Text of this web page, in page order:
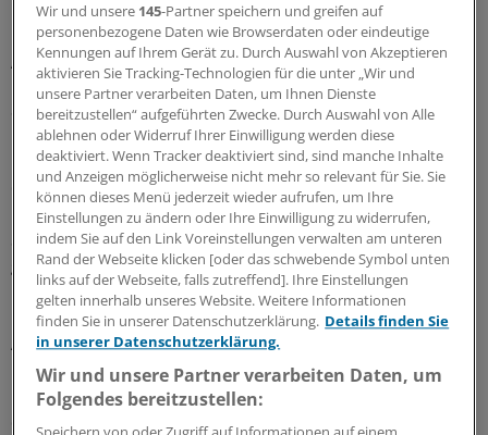
Präparate beeinflussen die Psyche von
Abhängigen nicht
Suchtexperten warnen jedoch vor überzogenen
Hoffnungen. "Ich denke nicht, dass ein rein
pharmakologisches Mittel helfen kann", sagt die Leiterin
des Bereichs Suchtforschung und Suchttherapie an der
Medizinischen Universität Wien, Dr. Gabriele Fischer. Bei
Süchten spiele die Psyche eine mindestens genauso
große Rolle wie der Körper. Selbst wenn die Spritze
kurzfristig gegen eine Drogensucht hilft, fürchtet
Fischer, dass die Betroffenen in eine andere
Abhängigkeit wie Magersucht abgleiten könnten. "Wir
müssen die Patienten im Gesamten sehen und
behandeln." Wissenschaftliche Erkenntnisse stützen
diese Einwände: Mediziner haben herausgefunden, dass
Wir und unsere 145-Partner speichern und greifen auf
personenbezogene Daten wie Browserdaten oder eindeutige
Kennungen auf Ihrem Gerät zu. Durch Auswahl von Akzeptieren
aktivieren Sie Tracking-Technologien für die unter „Wir und
unsere Partner verarbeiten Daten, um Ihnen Dienste
bereitzustellen“ aufgeführten Zwecke. Durch Auswahl von Alle
ablehnen oder Widerruf Ihrer Einwilligung werden diese
deaktiviert. Wenn Tracker deaktiviert sind, sind manche Inhalte
und Anzeigen möglicherweise nicht mehr so relevant für Sie. Sie
können dieses Menü jederzeit wieder aufrufen, um Ihre
Einstellungen zu ändern oder Ihre Einwilligung zu widerrufen,
indem Sie auf den Link Voreinstellungen verwalten am unteren
Rand der Webseite klicken [oder das schwebende Symbol unten
links auf der Webseite, falls zutreffend]. Ihre Einstellungen
gelten innerhalb unseres Website. Weitere Informationen
finden Sie in unserer Datenschutzerklärung. Details finden Sie
in unserer Datenschutzerklärung.
Wir und unsere Partner verarbeiten Daten, um
Folgendes bereitzustellen: